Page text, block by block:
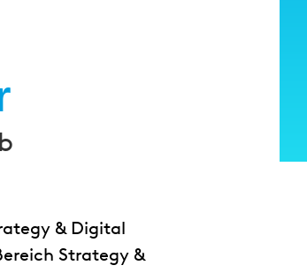
& Digital
Strategy &